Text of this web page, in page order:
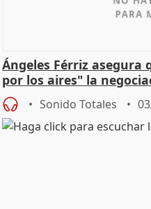
Ángeles Férriz asegura
por los aires" la
SMA
Sonido Totales